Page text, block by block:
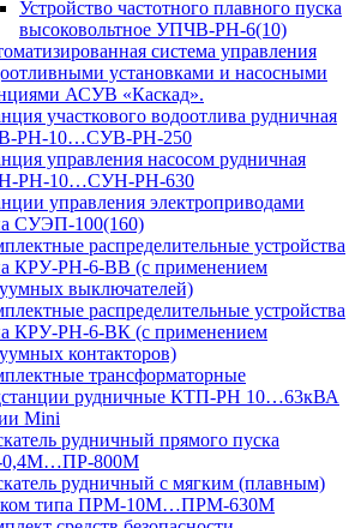
Устройство частотного плавного пуска
высоковольтное УПЧВ-РН-6(10)
система управления
установками и насосными
АСУВ «Каскад».
участкового водоотлива рудничная
РН-10…СУВ-РН-250
управления насосом рудничная
РН-10…СУН-РН-630
управления электроприводами
СУЭП-100(160)
распределительные устройства
КРУ-РН-6-ВВ (с применением
выключателей)
распределительные устройства
КРУ-РН-6-ВК (с применением
контакторов)
трансформаторные
рудничные КТП-РН 10…63кВА
Mini
рудничный прямого пуска
800М
рудничный с мягким (плавным)
типа ПРМ-10М…ПРМ-630М